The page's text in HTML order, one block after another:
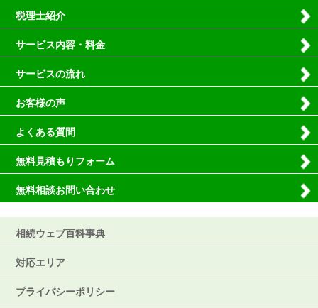
税理士紹介
サービス内容・料金
サービスの流れ
お客様の声
よくある質問
無料見積もりフォーム
無料相談お問い合わせ
相続ウェブ百科事典
対応エリア
プライバシーポリシー